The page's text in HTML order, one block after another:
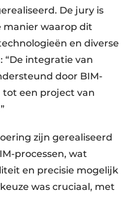
De jury is
manier waarop dit
en diverse
integratie van
door BIM-
tot een project van
zijn gerealiseerd
processen, wat
en precisie mogelijk
was cruciaal, met